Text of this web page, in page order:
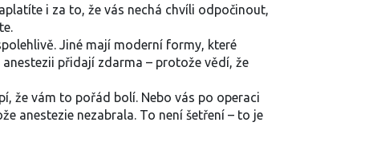
i za to, že vás nechá chvíli odpočinout,
Jiné mají moderní formy, které
přidají zdarma – protože vědí, že
že vám to pořád bolí. Nebo vás po operaci
anestezie nezabrala. To není šetření – to je